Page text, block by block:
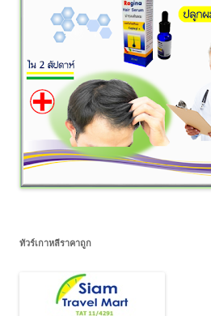
ทัวร์เกาหลีราคาถูก